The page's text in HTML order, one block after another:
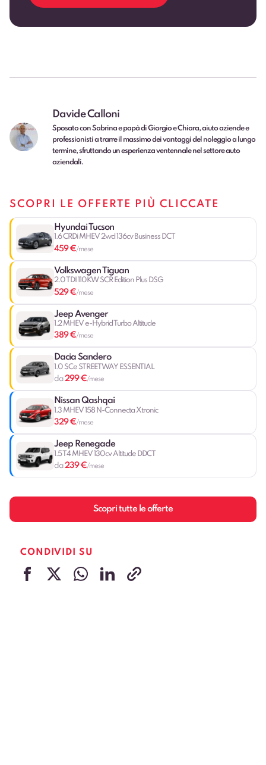
Davide Calloni
Sposato con Sabrina e papà di Giorgio e Chiara, aiuto aziende e
professionisti a trarre il massimo dei vantaggi del noleggio a lungo
termine, sfruttando un esperienza ventennale nel settore auto
aziendali.
SCOPRI LE OFFERTE PIÙ CLICCATE
Hyundai Tucson
1.6 CRDi MHEV 2wd 136cv Business DCT
459 €/mese
Volkswagen Tiguan
2.0 TDI 110KW SCR Edition Plus DSG
529 €/mese
Jeep Avenger
1.2 MHEV e-Hybrid Turbo Altitude
389 €/mese
Dacia Sandero
1.0 SCe STREETWAY ESSENTIAL
da299 €/mese
Nissan Qashqai
1.3 MHEV 158 N-Connecta Xtronic
329 €/mese
Jeep Renegade
1.5 T4 MHEV 130cv Altitude DDCT
da239 €/mese
Scopri tutte le offerte
CONDIVIDI SU